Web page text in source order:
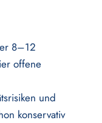
8–12
offene
und
konservativ